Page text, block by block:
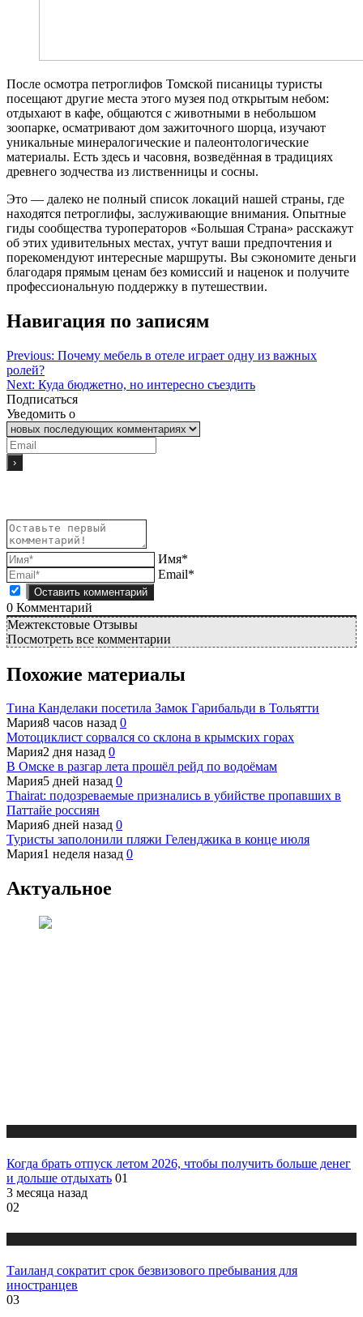
После осмотра петроглифов Томской писаницы туристы
посещают другие места этого музея под открытым небом:
отдыхают в кафе, общаются с животными в небольшом
зоопарке, осматривают дом зажиточного шорца, изучают
уникальные минералогические и палеонтологические
материалы. Есть здесь и часовня, возведённая в традициях
древнего зодчества из лиственницы и сосны.
Это — далеко не полный список локаций нашей страны, где
находятся петроглифы, заслуживающие внимания. Опытные
гиды сообщества туроператоров «Большая Страна» расскажут
об этих удивительных местах, учтут ваши предпочтения и
порекомендуют интересные маршруты. Вы сэкономите деньги
благодаря прямым ценам без комиссий и наценок и получите
профессиональную поддержку в путешествии.
Навигация по записям
Previous: Почему мебель в отеле играет одну из важных
ролей?
Next: Куда бюджетно, но интересно съездить
Подписаться
Уведомить о
Имя*
Email*
0 Комментарий
Межтекстовые Отзывы
Посмотреть все комментарии
Похожие материалы
Тина Канделаки посетила Замок Гарибальди в Тольятти
Мария8 часов назад 0
Мотоциклист сорвался со склона в крымских горах
Мария2 дня назад 0
В Омске в разгар лета прошёл рейд по водоёмам
Мария5 дней назад 0
Thairat: подозреваемые признались в убийстве пропавших в
Паттайе россиян
Мария6 дней назад 0
Туристы заполонили пляжи Геленджика в конце июля
Мария1 неделя назад 0
Актуальное
Когда брать отпуск летом 2026, чтобы получить больше денег
и дольше отдыхать 01
3 месяца назад
02
Таиланд сократит срок безвизового пребывания для
иностранцев
03